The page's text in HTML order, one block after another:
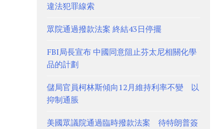
違法犯罪線索
眾院通過撥款法案 終結43日停擺
FBI局長宣布 中國同意阻止芬太尼相關化學
品的計劃
儲局官員柯林斯傾向12月維持利率不變 以
抑制通脹
美國眾議院通過臨時撥款法案 待特朗普簽